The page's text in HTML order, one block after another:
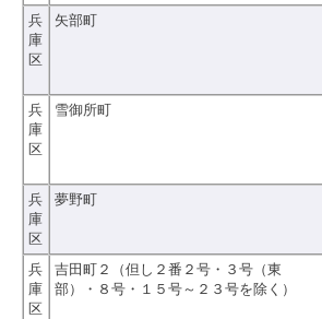
兵
庫
区
矢部町
兵
庫
区
雪御所町
兵
庫
区
夢野町
兵
庫
区
吉田町２（但し２番２号・３号（東
部）・８号・１５号～２３号を除く）